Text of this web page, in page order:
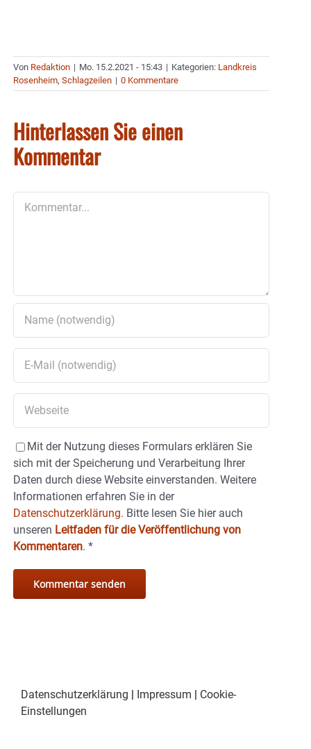
Von Redaktion | Mo. 15.2.2021 - 15:43 | Kategorien: Landkreis
Rosenheim, Schlagzeilen | 0 Kommentare
Hinterlassen Sie einen
Kommentar
Mit der Nutzung dieses Formulars erklären Sie
sich mit der Speicherung und Verarbeitung Ihrer
Daten durch diese Website einverstanden. Weitere
Informationen erfahren Sie in der
Datenschutzerklärung. Bitte lesen Sie hier auch
unseren Leitfaden für die Veröffentlichung von
Kommentaren. *
Datenschutzerklärung | Impressum | Cookie-
Einstellungen